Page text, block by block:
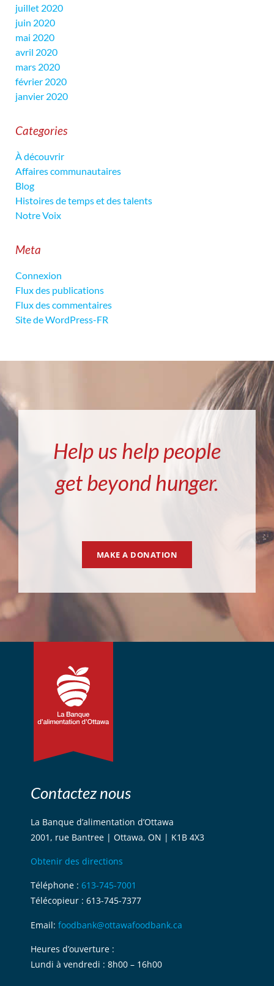
juillet 2020
juin 2020
mai 2020
avril 2020
mars 2020
février 2020
janvier 2020
Categories
À découvrir
Affaires communautaires
Blog
Histoires de temps et des talents
Notre Voix
Meta
Connexion
Flux des publications
Flux des commentaires
Site de WordPress-FR
Help us help people
get beyond hunger.
MAKE A DONATION
Contactez nous
La Banque d’alimentation d’Ottawa
2001, rue Bantree | Ottawa, ON | K1B 4X3
Obtenir des directions
Téléphone : 613-745-7001
Télécopieur : 613-745-7377
Email: foodbank@ottawafoodbank.ca
Heures d’ouverture :
Lundi à vendredi : 8h00 – 16h00